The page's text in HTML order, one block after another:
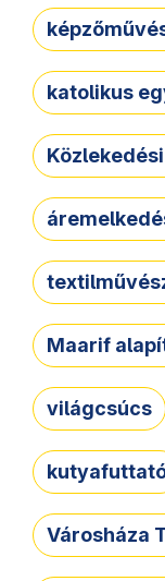
katolikus
Maarif
világcsúcs
Városháza